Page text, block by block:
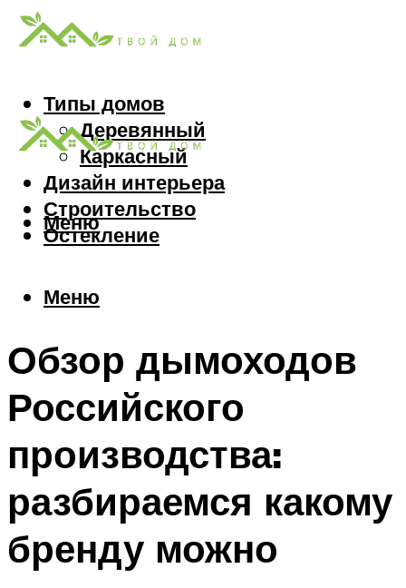
Типы домов
Деревянный
Каркасный
Дизайн интерьера
Строительство
Остекление
Меню
Меню
Обзор дымоходов
Российского
производства:
разбираемся какому
бренду можно